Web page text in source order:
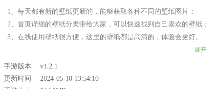
1、每天都有新的壁纸更新的，能够获取各种不同的壁纸图片；
2、首页详细的壁纸分类带给大家，可以快速找到自己喜欢的壁纸；
3、在线使用壁纸很方便，这里的壁纸都是高清的，体验会更好。
展开
手游版本
v1.2.1
更新时间
2024-05-10 13:54:10